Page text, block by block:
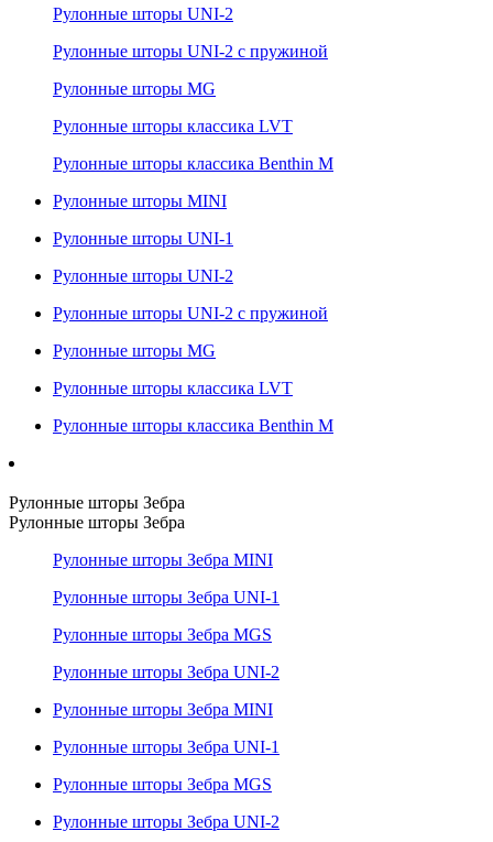
Рулонные шторы UNI-2
Рулонные шторы UNI-2 с пружиной
Рулонные шторы MG
Рулонные шторы классика LVT
Рулонные шторы классика Benthin M
Рулонные шторы MINI
Рулонные шторы UNI-1
Рулонные шторы UNI-2
Рулонные шторы UNI-2 с пружиной
Рулонные шторы MG
Рулонные шторы классика LVT
Рулонные шторы классика Benthin M
Рулонные шторы Зебра
Рулонные шторы Зебра
Рулонные шторы Зебра MINI
Рулонные шторы Зебра UNI-1
Рулонные шторы Зебра MGS
Рулонные шторы Зебра UNI-2
Рулонные шторы Зебра MINI
Рулонные шторы Зебра UNI-1
Рулонные шторы Зебра MGS
Рулонные шторы Зебра UNI-2